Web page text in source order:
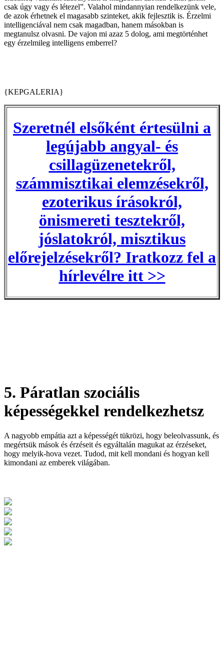
csak úgy vagy és létezel”. Valahol mindannyian rendelkezünk vele,
de azok érhetnek el magasabb szinteket, akik fejlesztik is. Érzelmi
intelligenciával nem csak magadban, hanem másokban is
megtanulsz olvasni. De vajon mi azaz 5 dolog, ami megtörténhet
egy érzelmileg intelligens emberrel?
{KEPGALERIA}
Szeretnél elsőként értesülni a
legújabb angyal- és
csillagüzenetekről,
számmisztikai elemzésekről,
ezoterikus írásokról,
önismereti tesztekről,
jóslatokról, misztikus
előrejelzésekről? Iratkozz fel a
hírlevélre itt >>
5. Páratlan szociális
képességekkel rendelkezhetsz
A nagyobb empátia azt a képességét tükrözi, hogy beleolvassunk, és
megértsük mások és érzéseit és egyáltalán magukat az érzéseket,
hogy melyik-hova vezet. Tudod, mit kell mondani és hogyan kell
kimondani az emberek világában.